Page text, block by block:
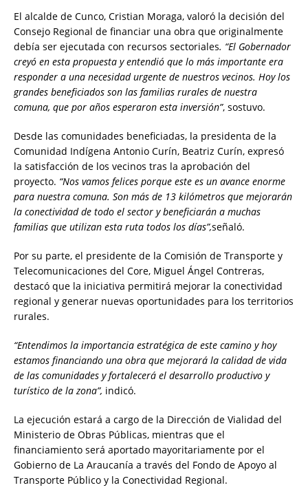
El alcalde de Cunco, Cristian Moraga, valoró la decisión del
Consejo Regional de financiar una obra que originalmente
debía ser ejecutada con recursos sectoriales. “El Gobernador
creyó en esta propuesta y entendió que lo más importante era
responder a una necesidad urgente de nuestros vecinos. Hoy los
grandes beneficiados son las familias rurales de nuestra
comuna, que por años esperaron esta inversión”, sostuvo.
Desde las comunidades beneficiadas, la presidenta de la
Comunidad Indígena Antonio Curín, Beatriz Curín, expresó
la satisfacción de los vecinos tras la aprobación del
proyecto. “Nos vamos felices porque este es un avance enorme
para nuestra comuna. Son más de 13 kilómetros que mejorarán
la conectividad de todo el sector y beneficiarán a muchas
familias que utilizan esta ruta todos los días”,señaló.
Por su parte, el presidente de la Comisión de Transporte y
Telecomunicaciones del Core, Miguel Ángel Contreras,
destacó que la iniciativa permitirá mejorar la conectividad
regional y generar nuevas oportunidades para los territorios
rurales.
“Entendimos la importancia estratégica de este camino y hoy
estamos financiando una obra que mejorará la calidad de vida
de las comunidades y fortalecerá el desarrollo productivo y
turístico de la zona”, indicó.
La ejecución estará a cargo de la Dirección de Vialidad del
Ministerio de Obras Públicas, mientras que el
financiamiento será aportado mayoritariamente por el
Gobierno de La Araucanía a través del Fondo de Apoyo al
Transporte Público y la Conectividad Regional.